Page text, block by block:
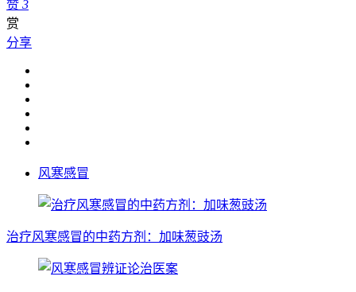
赞 3
赏
分享
风寒感冒
治疗风寒感冒的中药方剂：加味葱豉汤